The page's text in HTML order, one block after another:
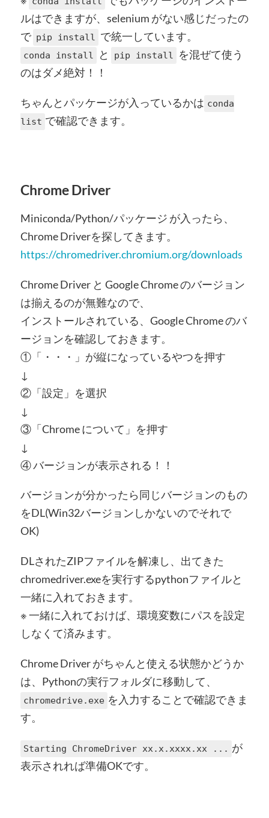
ルはできますが、selenium がない感じだったの
で pip install で統一しています。
conda install と pip install
を混ぜて使う
のはダメ絶対！！
ちゃんとパッケージが入っているかは conda
list で確認できます。
Chrome Driver
Miniconda/Python/パッケージ が入ったら、
Chrome Driverを探してきます。
https://chromedriver.chromium.org/downloads
Chrome Driver と Google Chrome のバージョン
は揃えるのが無難なので、
インストールされている、Google Chrome のバ
ージョンを確認しておきます。
①「・・・」が縦になっているやつを押す
↓
②「設定」を選択
↓
③「Chrome について」を押す
↓
④ バージョンが表示される！！
バージョンが分かったら同じバージョンのもの
をDL(Win32バージョンしかないのでそれで
OK)
DLされたZIPファイルを解凍し、出てきた
chromedriver.exeを実行するpythonファイルと
一緒に入れておきます。
※ 一緒に入れておけば、環境変数にパスを設定
しなくて済みます。
Chrome Driver がちゃんと使える状態かどうか
は、Pythonの実行フォルダに移動して、
chromedrive.exe を入力することで確認できま
す。
Starting ChromeDriver xx.x.xxxx.xx ... が
表示されれば準備OKです。